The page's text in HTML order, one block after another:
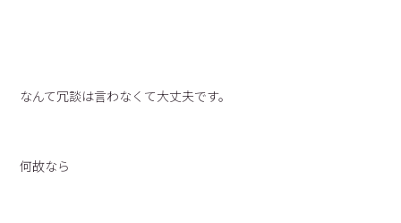
なんて冗談は言わなくて大丈夫です。
何故なら